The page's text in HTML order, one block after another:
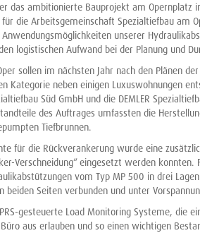
das ambitionierte Bauprojekt am
die Arbeitsgemeinschaft Spezialtiefbau am
unserer
logistischen Aufwand bei der Planung und
sollen im nächsten Jahr nach den Plänen
Kategorie neben einigen Luxuswohnungen
Süd GmbH und die DEMLER
des Auftrages umfassten die
Tiefbrunnen.
für die Rückverankerung wurde eine
Verschneidung“ eingesetzt werden konnten.
vom Typ MP 500 in drei
Seiten verbunden und unter
gesteuerte Load Monitoring Systeme, die
aus erlauben und so einen wichtigen